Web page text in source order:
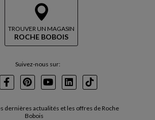
TROUVER UN MAGASIN
ROCHE BOBOIS
Suivez-nous sur:
FacebookPinterest
YoutubeLinkedInTikTok
dernières actualités et les offres de Roche
Bobois